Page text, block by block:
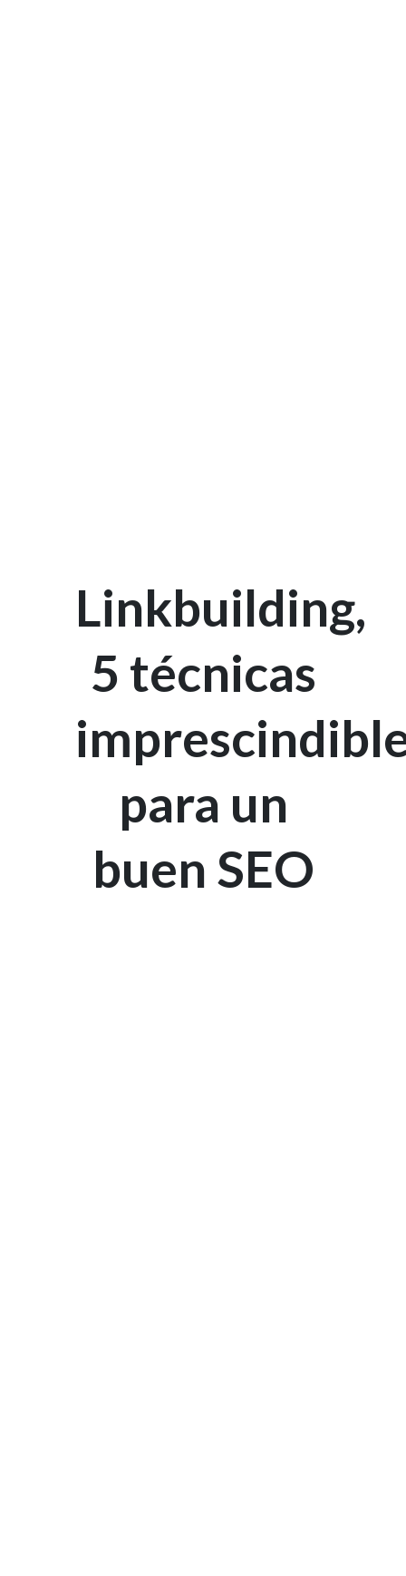
Linkbuilding,
5 técnicas
para un
buen SEO